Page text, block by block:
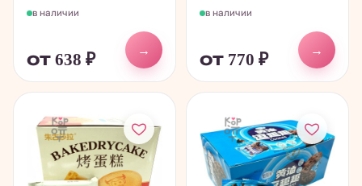
в наличии
от 638 ₽
→
в наличии
от 770 ₽
→